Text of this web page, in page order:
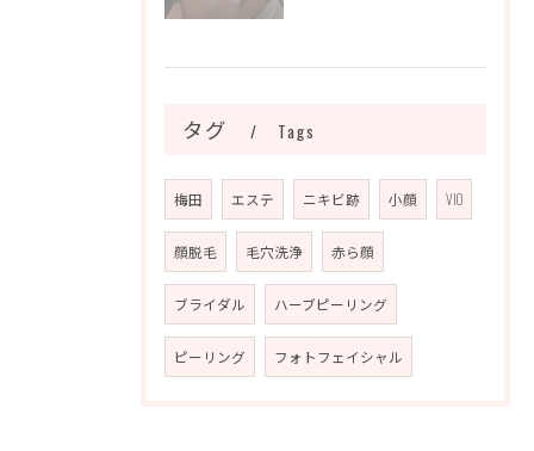
タグ Tags
梅田 エステ ニキビ跡 小顔 VIO
顔脱毛 毛穴洗浄 赤ら顔
ブライダル ハーブピーリング
ピーリング フォトフェイシャル